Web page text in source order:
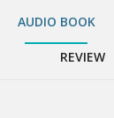
AUDIO BOOK
REVIEW